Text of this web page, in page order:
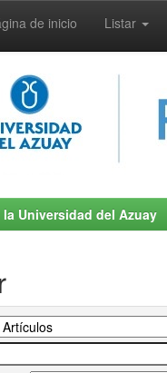
de inicio Listar
la Universidad del Azuay